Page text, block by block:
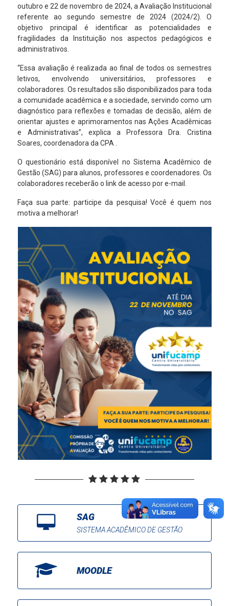
outubro e 22 de novembro de 2024, a Avaliação Institucional
referente ao segundo semestre de 2024 (2024/2). O
objetivo principal é identificar as potencialidades e
fragilidades da Instituição nos aspectos pedagógicos e
administrativos.
“Essa avaliação é realizada ao final de todos os semestres
letivos, envolvendo universitários, professores e
colaboradores. Os resultados são disponibilizados para toda
a comunidade acadêmica e a sociedade, servindo como um
diagnóstico para reflexões e tomadas de decisão, além de
orientar ajustes e aprimoramentos nas Ações Acadêmicas
e Administrativas”, explica a Professora Dra. Cristina
Soares, coordenadora da CPA .
O questionário está disponível no Sistema Acadêmico de
Gestão (SAG) para alunos, professores e coordenadores. Os
colaboradores receberão o link de acesso por e-mail.
Faça sua parte: participe da pesquisa! Você é quem nos
motiva a melhorar!
SAG
SISTEMA ACADÊMICO DE GESTÃO
MOODLE